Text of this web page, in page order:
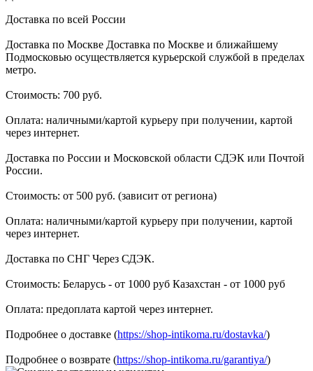
Доставка по всей России
Доставка по Москве Доставка по Москве и ближайшему
Подмосковью осуществляется курьерской службой в пределах
метро.
Стоимость: 700 руб.
Оплата: наличными/картой курьеру при получении, картой
через интернет.
Доставка по России и Московской области СДЭК или Почтой
России.
Стоимость: от 500 руб. (зависит от региона)
Оплата: наличными/картой курьеру при получении, картой
через интернет.
Доставка по СНГ Через СДЭК.
Стоимость: Беларусь - от 1000 руб Казахстан - от 1000 руб
Оплата: предоплата картой через интернет.
Подробнее о доставке (https://shop-intikoma.ru/dostavka/)
Подробнее о возврате (https://shop-intikoma.ru/garantiya/)